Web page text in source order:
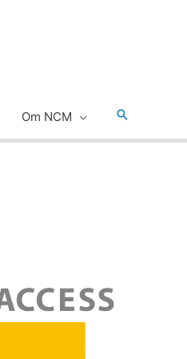
Om NCM Sök